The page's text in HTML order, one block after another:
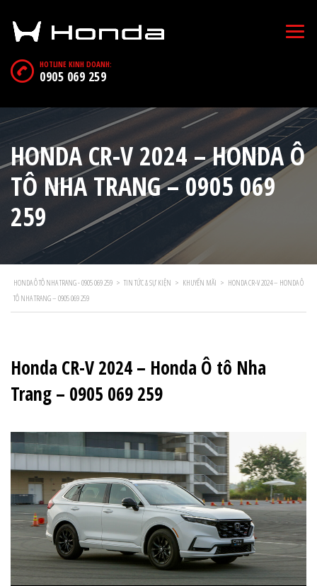
HOTLINE KINH DOANH:
0905 069 259
HONDA CR-V 2024 – HONDA Ô
TÔ NHA TRANG – 0905 069
259
HONDA Ô TÔ NHA TRANG - 0905 069 259 > TIN TỨC & SỰ KIỆN > KHUYẾN MÃI > HONDA CR-V 2024 – HONDA Ô
TÔ NHA TRANG – 0905 069 259
Honda CR-V 2024 – Honda Ô tô Nha
Trang – 0905 069 259